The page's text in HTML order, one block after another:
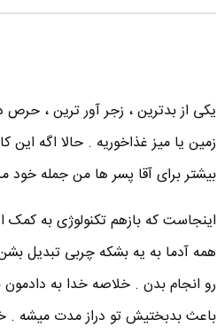
یکی از بدترین ، زجر آور ترین ،
زمین یا میز غذاخوریه . حالا اگه
بیشتر برای آقا پسر ها من جمله خود
اینجاست که بازهم تکنولوژی به
همه آدما به یه بشکه چربی تبدیل
رو انجام بدن . خلاصه خدا به
باعث بدبختیش تو دراز مدت میشه .